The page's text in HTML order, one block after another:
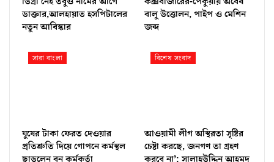
ডাক্তার,আলহায়াত হসপিটালের
নতুন আবিস্কার
বালু উত্তোলন, পাইপ ও মেশিন
জব্দ
সারা বাংলা
ঘুষের টাকা ফেরত দেওয়ার
প্রতিশ্রুতি দিয়ে গোপনে কর্মস্থল
ছাড়লেন বন কর্মকর্তা
বিশেষ সংবাদ
আওয়ামী লীগ অস্থিরতা সৃষ্টির
চেষ্টা করছে, জনগণ তা গ্রহণ
করবে না’: সালাহউদ্দিন আহমদ